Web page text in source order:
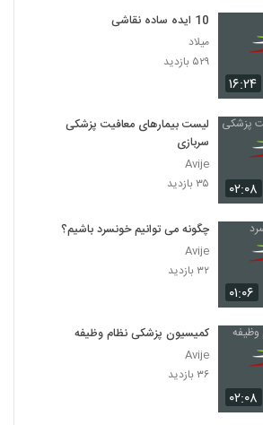
۱۶:۲۴
10 ایده ساده نقاشی
میلاد
۵۲۹ بازدید
۰۲:۰۸
لیست بیمارهای معافیت پزشکی
سربازی
Avije
۳۵ بازدید
۰۱:۰۶
چگونه می توانیم خونسرد باشیم؟
Avije
۳۲ بازدید
۰۲:۰۸
کمیسیون پزشکی نظام وظیفه
Avije
۳۶ بازدید